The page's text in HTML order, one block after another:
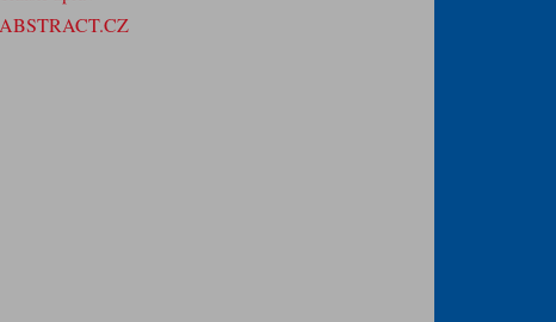
ABSTRACT.CZ